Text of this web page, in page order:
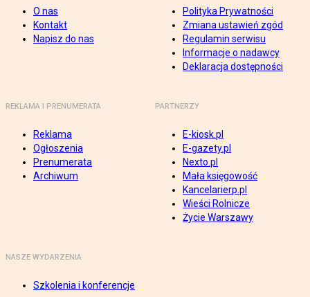
O nas
Kontakt
Napisz do nas
Polityka Prywatności
Zmiana ustawień zgód
Regulamin serwisu
Informacje o nadawcy
Deklaracja dostępności
REKLAMA I PRENUMERATA
Reklama
Ogłoszenia
Prenumerata
Archiwum
PARTNERZY
E-kiosk.pl
E-gazety.pl
Nexto.pl
Mała księgowość
Kancelarierp.pl
Wieści Rolnicze
Życie Warszawy
NASZE WYDARZENIA
Szkolenia i konferencje